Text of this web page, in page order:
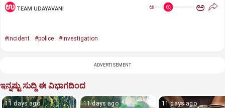
TEAM UDAYAVANI ಅ ಅ
#incident #police #investigation
ADVERTISEMENT
ಇನ್ನಷ್ಟು ಸುದ್ದಿ ಈ ವಿಭಾಗದಿಂದ
11 days ago 11 days ago 11 days ago